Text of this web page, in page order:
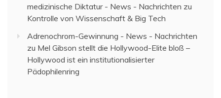
medizinische Diktatur - News - Nachrichten zu
Kontrolle von Wissenschaft & Big Tech
Adrenochrom-Gewinnung - News - Nachrichten
zu Mel Gibson stellt die Hollywood-Elite bloß –
Hollywood ist ein institutionalisierter
Pädophilenring